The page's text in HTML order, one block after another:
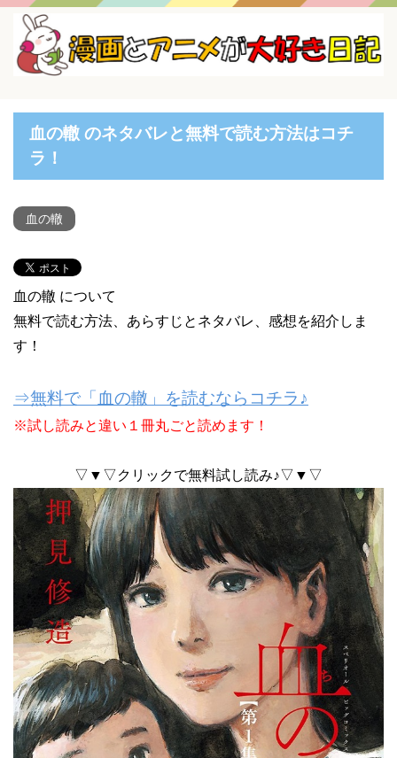
血の轍 のネタバレと無料で読む方法はコチ
ラ！
血の轍
血の轍 について
無料で読む方法、あらすじとネタバレ、感想を紹介しま
す！
⇒無料で「血の轍」を読むならコチラ♪
※試し読みと違い１冊丸ごと読めます！
▽▼▽クリックで無料試し読み♪▽▼▽